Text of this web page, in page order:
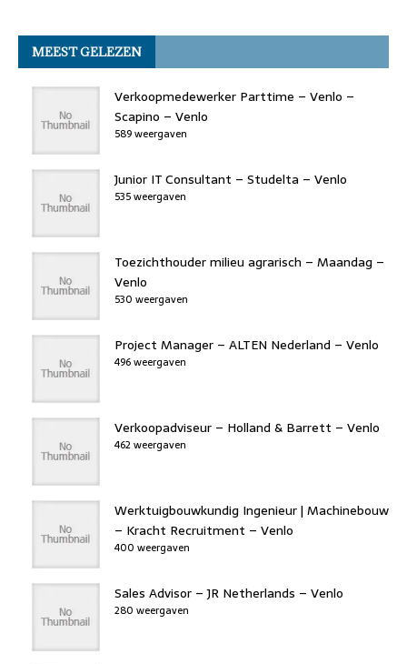
k
c
e
b
o
o
k
it
t
er
k
e
dI
n
st
o
d
o
re
a
d
s
at
s
A
ai
l
MEEST GELEZEN
Verkoopmedewerker Parttime – Venlo –
Scapino – Venlo
589 weergaven
Junior IT Consultant – Studelta – Venlo
535 weergaven
Toezichthouder milieu agrarisch – Maandag –
Venlo
530 weergaven
Project Manager – ALTEN Nederland – Venlo
496 weergaven
Verkoopadviseur – Holland & Barrett – Venlo
462 weergaven
Werktuigbouwkundig Ingenieur | Machinebouw
– Kracht Recruitment – Venlo
400 weergaven
Sales Advisor – JR Netherlands – Venlo
280 weergaven